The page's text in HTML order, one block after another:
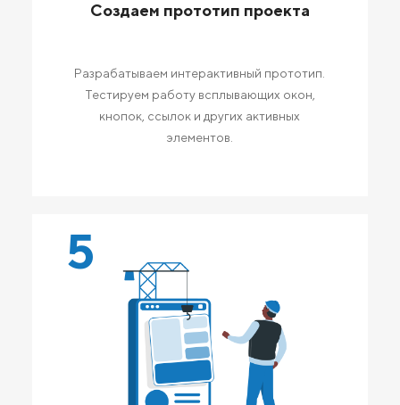
Создаем прототип проекта
Разрабатываем интерактивный прототип.
Тестируем работу всплывающих окон,
кнопок, ссылок и других активных
элементов.
5